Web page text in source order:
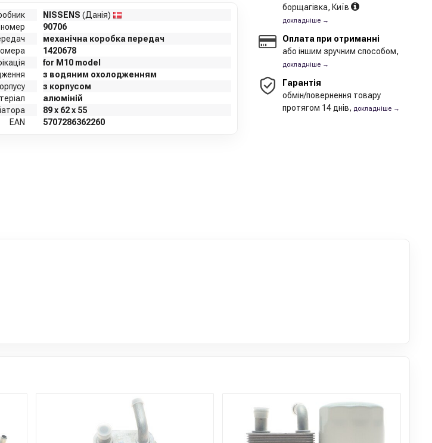
NISSENS (Данія)
90706
механічна коробка передач
1420678
for M10 model
з водяним охолодженням
з корпусом
алюміній
89 x 62 x 55
EAN
5707286362260
борщагівка, Київ
докладніше →
Оплата при отриманні
або іншим зручним способом,
докладніше →
Гарантія
обмін/повернення товару
протягом 14 днів, докладніше →